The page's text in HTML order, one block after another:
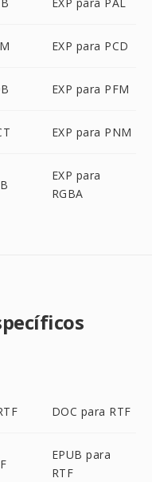
EXP para PCD
EXP para PFM
EXP para PNM
EXP para
RGBA
DOC para RTF
EPUB para
RTF